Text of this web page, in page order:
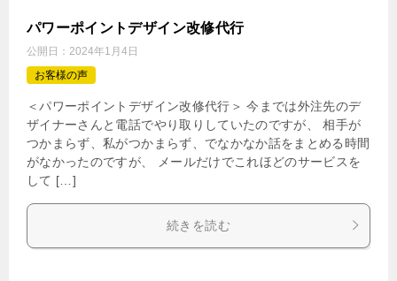
パワーポイントデザイン改修代行
公開日： 2024年1月4日
お客様の声
＜パワーポイントデザイン改修代行＞ 今までは外注先のデ
ザイナーさんと電話でやり取りしていたのですが、 相手が
つかまらず、私がつかまらず、でなかなか話をまとめる時間
がなかったのですが、 メールだけでこれほどのサービスを
して […]
続きを読む